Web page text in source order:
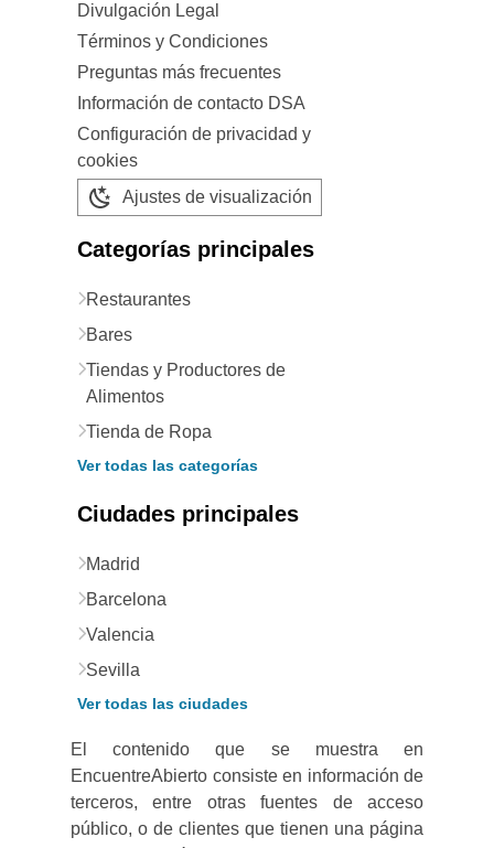
Divulgación Legal
Términos y Condiciones
Preguntas más frecuentes
Información de contacto DSA
Configuración de privacidad y
cookies
Ajustes de visualización
Categorías principales
Restaurantes
Bares
Tiendas y Productores de
Alimentos
Tienda de Ropa
Ver todas las categorías
Ciudades principales
Madrid
Barcelona
Valencia
Sevilla
Ver todas las ciudades
El contenido que se muestra en
EncuentreAbierto consiste en información de
terceros, entre otras fuentes de acceso
público, o de clientes que tienen una página